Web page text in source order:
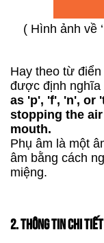
( Hình ảnh về
Hay theo từ điển
được định nghĩa
as 'p', 'f', 'n', or
stopping the
mouth.
Phụ âm là một
âm bằng cách
miệng.
2. THÔNG TIN CHI TIẾT